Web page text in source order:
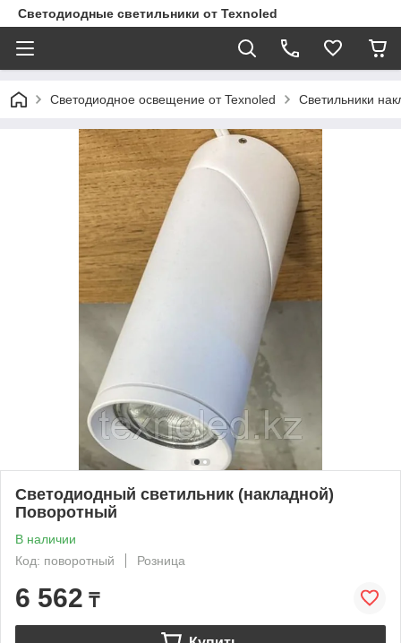
Светодиодные светильники от Texnoled
Светодиодное освещение от Texnoled Светильники
Светодиодный светильник (накладной)
Поворотный
В наличии
Код: поворотный
Розница
6 562 ₸